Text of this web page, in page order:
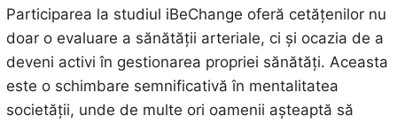
Participarea la studiul iBeChange oferă cetățenilor nu
doar o evaluare a sănătății arteriale, ci și ocazia de a
deveni activi în gestionarea propriei sănătăți. Aceasta
este o schimbare semnificativă în mentalitatea
societății, unde de multe ori oamenii așteaptă să